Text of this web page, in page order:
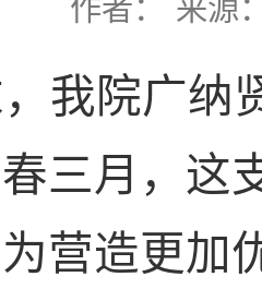
作者： 来源
我院广纳
三月，这
营造更加